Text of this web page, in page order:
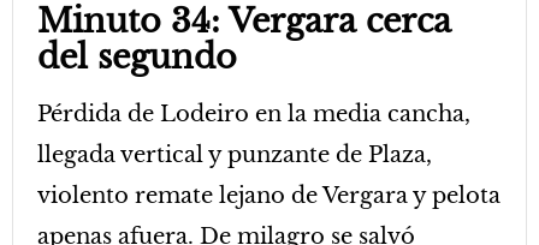
Minuto 34: Vergara cerca
del segundo
Pérdida de Lodeiro en la media cancha,
llegada vertical y punzante de Plaza,
violento remate lejano de Vergara y pelota
apenas afuera. De milagro se salvó